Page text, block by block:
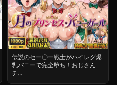
伝説のセー〇ー戦士がハイレグ爆
乳バニーで完全堕ち！おじさん
チ...